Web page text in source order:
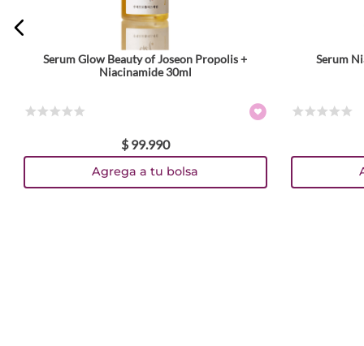
Serum Glow Beauty of Joseon Propolis +
Niacinamide 30ml
$ 99.990
Agrega a tu bolsa
Serum